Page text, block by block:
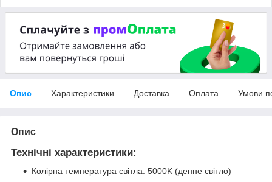
Опис Характеристики Доставка Оплата Умови
Опис
Технічні характеристики:
Колірна температура світла: 5000K (денне світло)